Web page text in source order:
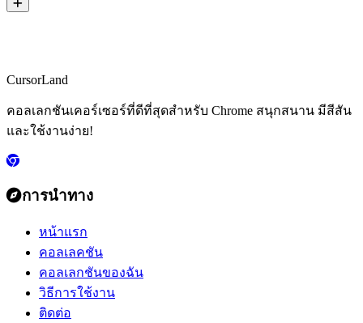
CursorLand
คอลเลกชันเคอร์เซอร์ที่ดีที่สุดสำหรับ Chrome สนุกสนาน มีสีสัน
และใช้งานง่าย!
การนำทาง
หน้าแรก
คอลเลคชัน
คอลเลกชันของฉัน
วิธีการใช้งาน
ติดต่อ